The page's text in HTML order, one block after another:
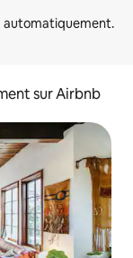
sur Airbnb